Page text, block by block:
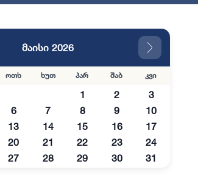
მაისი 2026
ოთხ ხუთ პარ შაბ კვი
1 2
3
6 7 8 9
10
13 14 15 16
17
20 21 22 23
24
27 28 29 30 31